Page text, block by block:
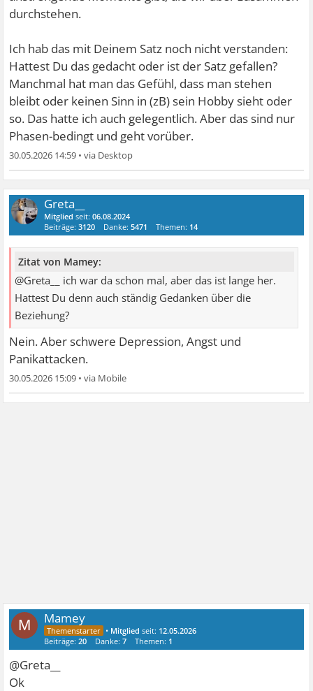
durchstehen.
Ich hab das mit Deinem Satz noch nicht verstanden:
Hattest Du das gedacht oder ist der Satz gefallen?
Manchmal hat man das Gefühl, dass man stehen
bleibt oder keinen Sinn in (zB) sein Hobby sieht oder
so. Das hatte ich auch gelegentlich. Aber das sind nur
Phasen-bedingt und geht vorüber.
30.05.2026 14:59 •
Greta__
Mitglied seit:06.08.2024
Beiträge:3120 Danke:5471 Themen: 14
Zitat von Mamey:
@Greta__ ich war da schon mal, aber das ist lange her.
Hattest Du denn auch ständig Gedanken über die
Beziehung?
Nein. Aber schwere Depression, Angst und
Panikattacken.
30.05.2026 15:09 •
M Mamey
• Mitglied seit: 12.05.2026
Beiträge:20 Danke:7 Themen: 1
@Greta__
Ok